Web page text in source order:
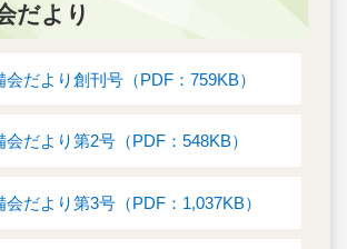
だより
会だより創刊号（PDF：759KB）
会だより第2号（PDF：548KB）
会だより第3号（PDF：1,037KB）